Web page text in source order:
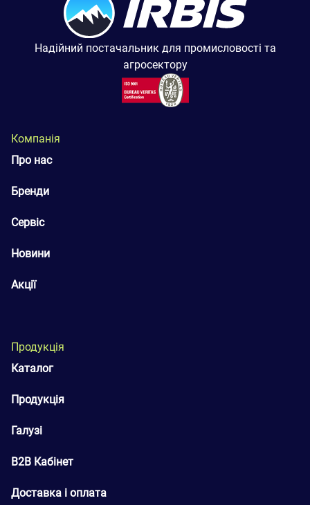
Надійний постачальник для промисловості та
агросектору
Компанія
Про нас
Бренди
Сервіс
Новини
Акції
Продукція
Каталог
Продукція
Галузі
B2B Кабінет
Доставка і оплата